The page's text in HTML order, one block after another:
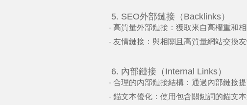
5. SEO外部鏈接（ Backlinks）
- 高質量外部鏈接：獲取來自高權重和
- 友情鏈接：與相關且高質量網站交換友
6. 內部鏈接（ Internal Links）
- 合理的內部鏈接結構：通過內部鏈接
- 錨文本優化：使用包含關鍵詞的錨文